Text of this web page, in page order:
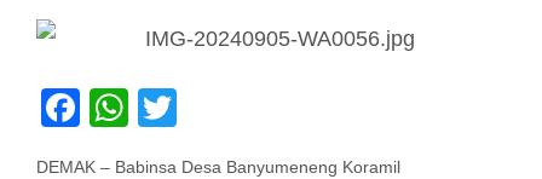
Facebook
WhatsApp
DEMAK – Babinsa Desa Banyumeneng Koramil